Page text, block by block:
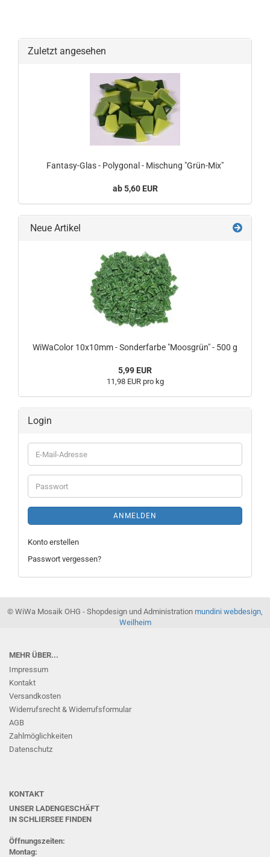
Zuletzt angesehen
Fantasy-Glas - Polygonal - Mischung "Grün-Mix"
ab 5,60 EUR
Neue Artikel
WiWaColor 10x10mm - Sonderfarbe "Moosgrün" - 500 g
5,99 EUR
11,98 EUR pro kg
Login
E-
Mail-
Adresse
Passwort
ANMELDEN
Konto erstellen
Passwort vergessen?
© WiWa Mosaik OHG - Shopdesign und Administration mundini webdesign,
Weilheim
MEHR ÜBER...
Impressum
Kontakt
Versandkosten
Widerrufsrecht & Widerrufsformular
AGB
Zahlmöglichkeiten
Datenschutz
KONTAKT
UNSER LADENGESCHÄFT
IN SCHLIERSEE FINDEN
Öffnungszeiten:
Montag: